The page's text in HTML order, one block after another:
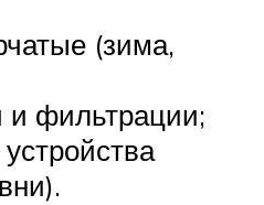
(зима,
и фильтрации;